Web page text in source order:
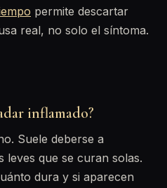
permite descartar
real, no solo el síntoma.
inflamado?
Suele deberse a
leves que se curan solas.
dura y si aparecen